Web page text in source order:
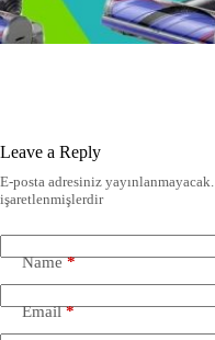
Leave a Reply
E-posta adresiniz yayınlanmayacak.
işaretlenmişlerdir
Name*
Email*